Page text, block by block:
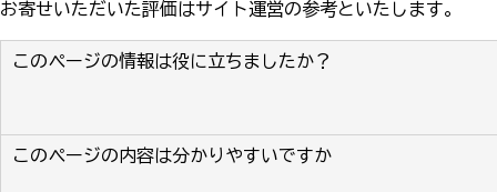
お寄せいただいた評価はサイト運営の参考といたします。
このページの情報は役に立ちましたか？
このページの内容は分かりやすいですか